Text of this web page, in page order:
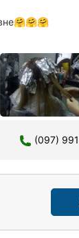
(097) 991